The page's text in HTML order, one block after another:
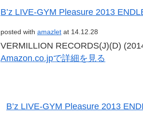
B’z LIVE-GYM Pleasure 2013
posted with amazlet at 14.12.28
VERMILLION RECORDS(J)(D)
Amazon.co.jpで詳細を見る
B’z LIVE-GYM Pleasure 2013